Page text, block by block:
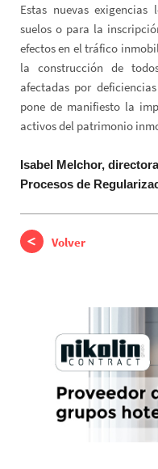
Estas nuevas exigencias
suelos o para la
efectos en el tráfico
la construcción de
afectadas por
pone de manifiesto la
activos del patrimonio
Isabel Melchor, d
Procesos de
Volver